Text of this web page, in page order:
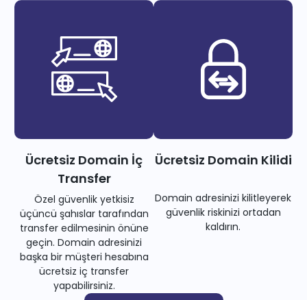
Ücretsiz Domain İç
Transfer
Özel güvenlik yetkisiz
üçüncü şahıslar tarafından
transfer edilmesinin önüne
geçin. Domain adresinizi
başka bir müşteri hesabına
ücretsiz iç transfer
yapabilirsiniz.
Ücretsiz Domain Kilidi
Domain adresinizi kilitleyerek
güvenlik riskinizi ortadan
kaldırın.